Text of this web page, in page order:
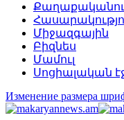
Միջազգային
Բիզնես
Մամուլ
Սոցիալական
Изменение размера